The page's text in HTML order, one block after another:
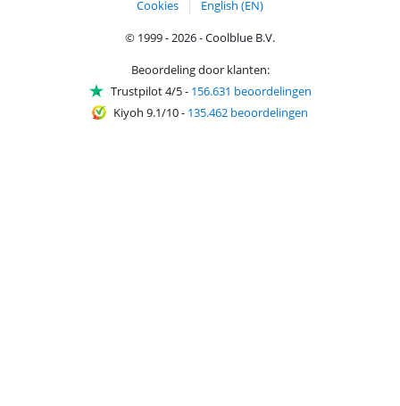
Cookies
English (EN)
© 1999 - 2026 - Coolblue B.V.
Beoordeling door klanten:
Trustpilot 4/5- 156.631 beoordelingen
Kiyoh 9.1/10- 135.462 beoordelingen